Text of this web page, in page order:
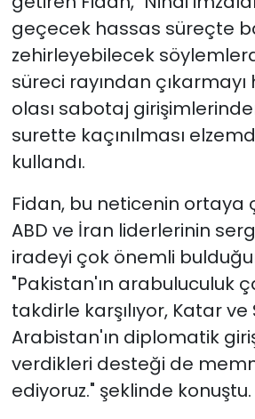
geçecek hassas süreçte
zehirleyebilecek
süreci rayından
olası sabotaj
surette kaçınılması
kullandı.
Fidan, bu neticenin ortaya
ABD ve İran liderlerinin
iradeyi çok önemli
"Pakistan'ın arabuluculuk
takdirle karşılıyor, Katar ve
Arabistan'ın diplomatik
verdikleri desteği de
ediyoruz." şeklinde konuştu.